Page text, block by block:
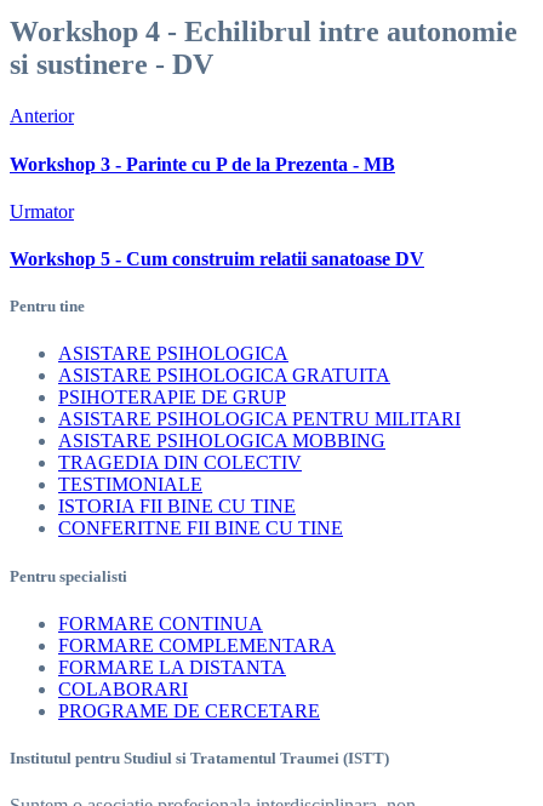
Workshop 4 - Echilibrul intre autonomie
si sustinere - DV
Anterior
Workshop 3 - Parinte cu P de la Prezenta - MB
Urmator
Workshop 5 - Cum construim relatii sanatoase DV
Pentru tine
ASISTARE PSIHOLOGICA
ASISTARE PSIHOLOGICA GRATUITA
PSIHOTERAPIE DE GRUP
ASISTARE PSIHOLOGICA PENTRU MILITARI
ASISTARE PSIHOLOGICA MOBBING
TRAGEDIA DIN COLECTIV
TESTIMONIALE
ISTORIA FII BINE CU TINE
CONFERITNE FII BINE CU TINE
Pentru specialisti
FORMARE CONTINUA
FORMARE COMPLEMENTARA
FORMARE LA DISTANTA
COLABORARI
PROGRAME DE CERCETARE
Institutul pentru Studiul si Tratamentul Traumei (ISTT)